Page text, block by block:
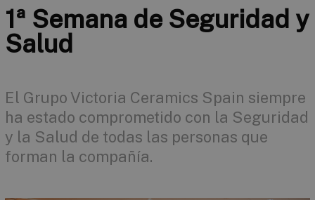
1ª Semana de Seguridad y
Salud
El Grupo Victoria Ceramics Spain siempre
ha estado comprometido con la Seguridad
y la Salud de todas las personas que
forman la compañía.